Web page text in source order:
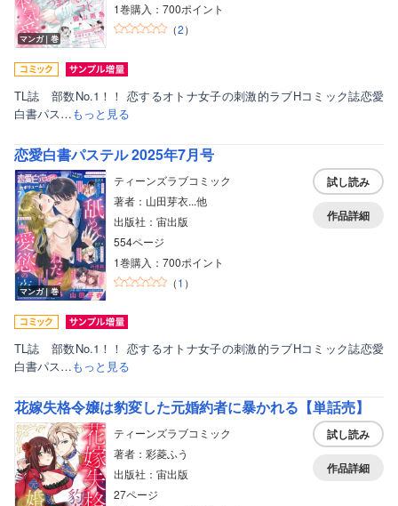
マンガ｜巻
1巻購入：700ポイント
（2）
TL誌 部数No.1！！ 恋するオトナ女子の刺激的ラブHコミック誌恋愛
白書パス…もっと見る
恋愛白書パステル 2025年7月号
マンガ｜巻
ティーンズラブコミック
著者：山田芽衣...他
出版社：宙出版
554ページ
1巻購入：700ポイント
（1 ）
試し読み
作品詳細
TL誌 部数No.1！！ 恋するオトナ女子の刺激的ラブHコミック誌恋愛
白書パス…もっと見る
花嫁失格令嬢は豹変した元婚約者に暴かれる【単話売】
ティーンズラブコミック
著者：彩菱ふう
出版社：宙出版
27ページ
試し読み
作品詳細